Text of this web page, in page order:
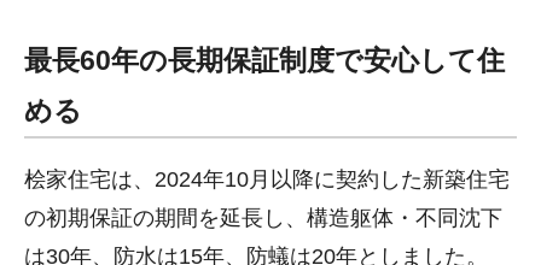
最長60年の長期保証制度で安心して住
める
桧家住宅は、2024年10月以降に契約した新築住宅
の初期保証の期間を延長し、構造躯体・不同沈下
は30年、防水は15年、防蟻は20年としました。